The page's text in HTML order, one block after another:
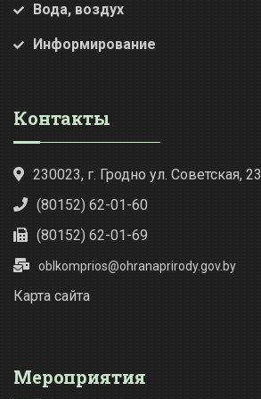
Вода, воздух
Информирование
Контакты
230023, г. Гродно ул. Советская, 23
(80152) 62-01-60
(80152) 62-01-69
oblkomprios@ohranaprirody.gov.by
Карта сайта
Мероприятия